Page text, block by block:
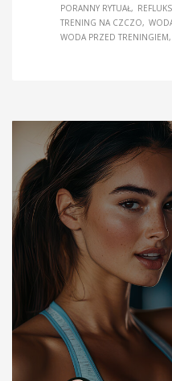
PORANNY RYTUAŁ
TRENING NA CZCZO
WODA PRZED TRENINGIEM